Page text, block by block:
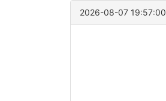
2026-08-07 19:57:00